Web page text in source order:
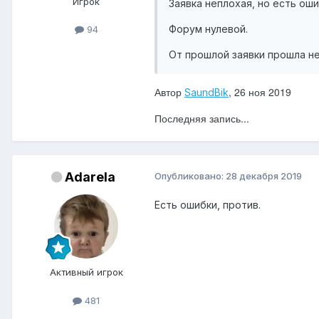
94
Заявка неплохая, но есть
Форум нулевой.
От прошлой заявки прошла
Автор SaundBik, 26 ноя 2019
Последняя запись...
Adarela
Активный игрок
481
Опубликовано: 28 декабря 2019
Есть ошибки, против.